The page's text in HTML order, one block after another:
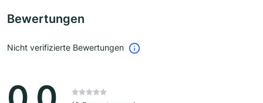
Bewertungen
Nicht verifizierte Bewertungen